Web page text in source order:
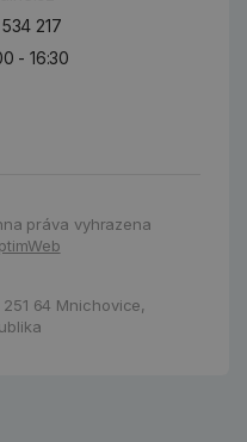
217
- 16:30
práva vyhrazena
251 64 Mnichovice,